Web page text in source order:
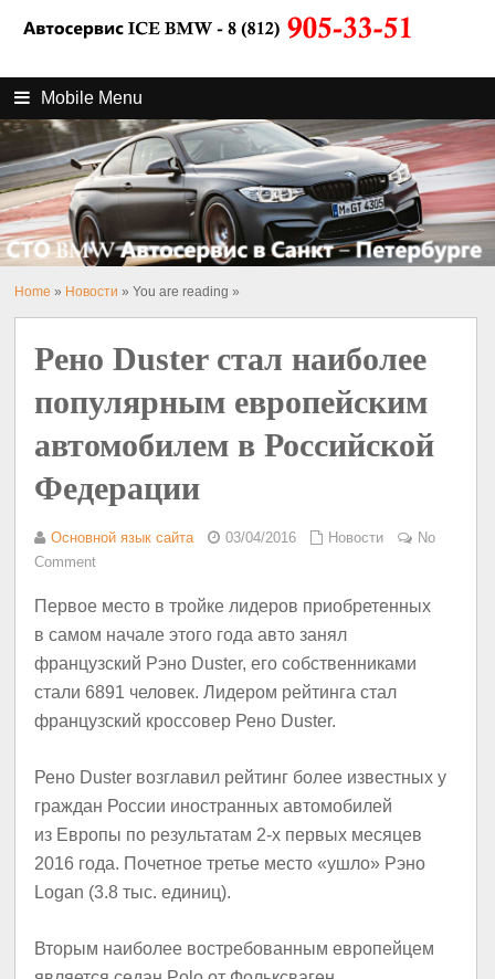
Mobile Menu
Home » Новости » You are reading »
Рено Duster стал наиболее
популярным европейским
автомобилем в Российской
Федерации
Основной язык сайта 03/04/2016 Новости
No
Comment
Первое место в тройке лидеров приобретенных
в самом начале этого года авто занял
французский Рэно Duster, его собственниками
стали 6891 человек. Лидером рейтинга стал
французский кроссовер Рено Duster.
Рено Duster возглавил рейтинг более известных у
граждан России иностранных автомобилей
из Европы по результатам 2-х первых месяцев
2016 года. Почетное третье место «ушло» Рэно
Logan (3.8 тыс. единиц).
Вторым наиболее востребованным европейцем